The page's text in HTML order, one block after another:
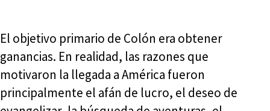
El objetivo primario de Colón era obtener
ganancias. En realidad, las razones que
motivaron la llegada a América fueron
principalmente el afán de lucro, el deseo de